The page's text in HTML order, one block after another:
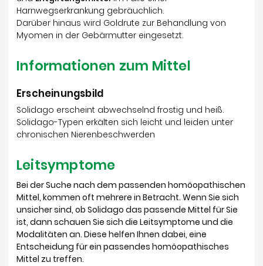
Harnwegserkrankung gebräuchlich.
Darüber hinaus wird Goldrute zur Behandlung von
Myomen in der Gebärmutter eingesetzt.
Informationen zum Mittel
Erscheinungsbild
Solidago erscheint abwechselnd frostig und heiß.
Solidago-Typen erkälten sich leicht und leiden unter
chronischen Nierenbeschwerden
Leitsymptome
Bei der Suche nach dem passenden homöopathischen
Mittel, kommen oft mehrere in Betracht. Wenn Sie sich
unsicher sind, ob Solidago das passende Mittel für Sie
ist, dann schauen Sie sich die Leitsymptome und die
Modalitäten an. Diese helfen Ihnen dabei, eine
Entscheidung für ein passendes homöopathisches
Mittel zu treffen.